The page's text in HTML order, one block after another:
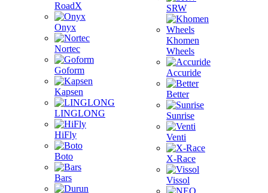
RoadX
Onyx
Nortec
Goform
Kapsen
LINGLONG
HiFly
Boto
Bars
SRW
Khomen
Wheels
Accuride
Better
Sunrise
Venti
X-Race
Vissol